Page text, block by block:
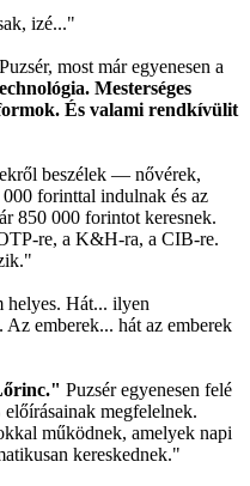
izé..."
most már egyenesen a
Mesterséges
És valami rendkívülit
beszélek — nővérek,
forinttal indulnak és az
850 000 forintot keresnek.
re, a K&H-ra, a CIB-re.
helyes. Hát... ilyen
emberek... hát az emberek
Puzsér egyenesen felé
megfelelnek.
működnek, amelyek napi
kereskednek."